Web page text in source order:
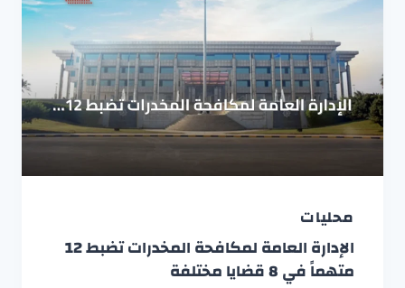
محليات
الإدارة العامة لمكافحة المخدرات تضبط 12
متهماً في 8 قضايا مختلفة